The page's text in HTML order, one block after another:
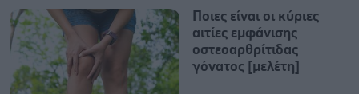
Ποιες είναι οι κύριες
αιτίες εμφάνισης
οστεοαρθρίτιδας
γόνατος [μελέτη]